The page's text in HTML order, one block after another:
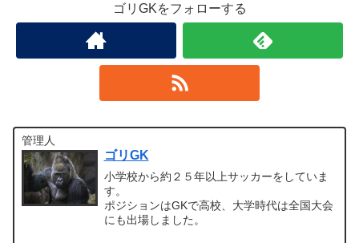
ゴリGKをフォローする
管理人
ゴリGK
小学校から約２５年以上サッカーをしていま
す。
ポジションはGKで高校、大学時代は全国大会
にも出場しました。